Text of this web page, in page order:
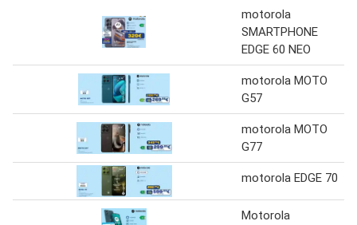
motorola
SMARTPHONE
EDGE 60 NEO
motorola MOTO
G57
motorola MOTO
G77
motorola EDGE 70
Motorola